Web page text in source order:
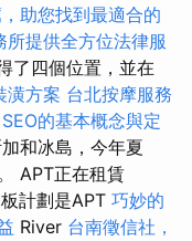
助您找到最適合的
所提供全方位法律服
了四個位置，並在
潢方案 台北按摩服務
SEO的基本概念與定
和冰島，今年夏
APT正在租賃
計劃是APT 巧妙的
River 台南徵信社，